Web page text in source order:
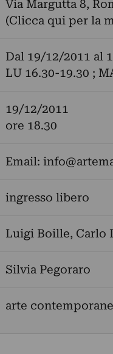
Via Margutta 8,
(Clicca qui per la
Dal 19/12/2011 al
LU 16.30-19.30 ;
19/12/2011
ore 18.30
Email:
ingresso libero
Luigi Boille, Carlo
Silvia Pegoraro
arte